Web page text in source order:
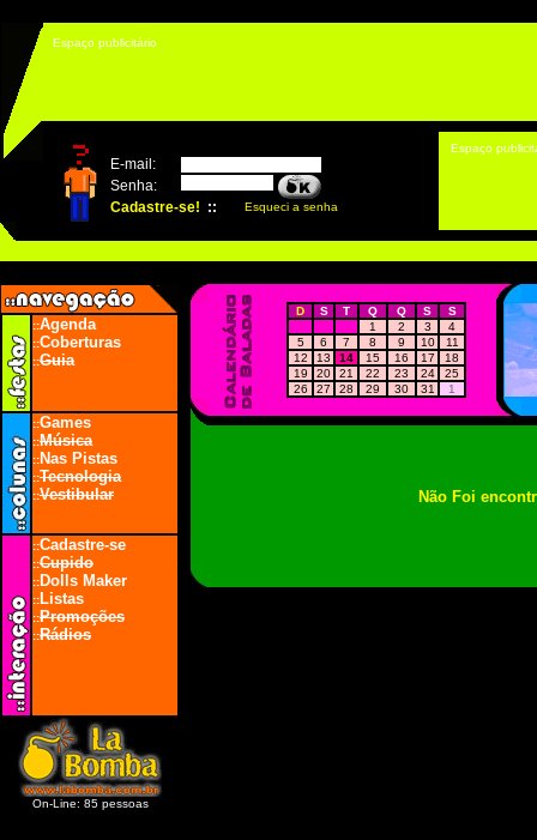
Espaço publicitário
Espaço
::Agenda
::Coberturas
::Guia
::Games
::Música
::Nas Pistas
::Tecnologia
::Vestibular
::Cadastre-se
::Cupido
::Dolls Maker
::Listas
::Promoções
::Rádios
On-Line: 85 pessoas
Não Foi
D S T Q Q S
S
1
2 3
4
5
6 7 8 9 10
11
12
13 14 15 16 17
18
19
20 21 22 23 24
25
26
27 28 29 30 31 1